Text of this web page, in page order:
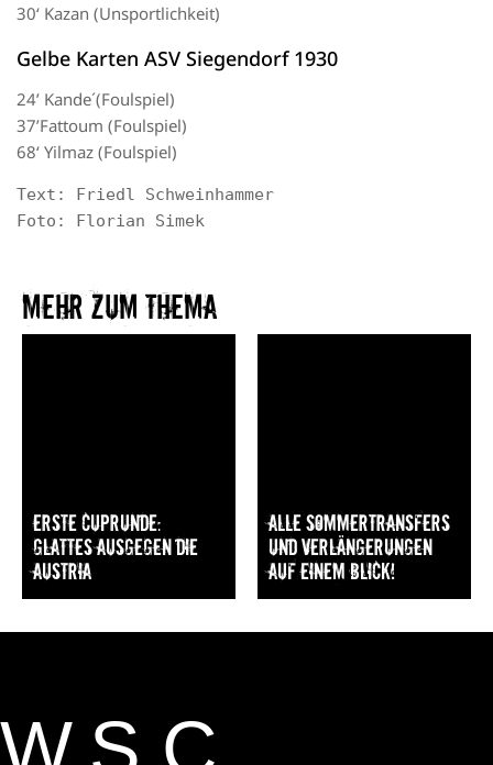
30‘ Kazan (Unsportlichkeit)
Gelbe Karten ASV Siegendorf 1930
24’ Kande´(Foulspiel)
37’Fattoum (Foulspiel)
68‘ Yilmaz (Foulspiel)
Text: Friedl Schweinhammer
Foto: Florian Simek
Mehr zum Thema​
Erste Cuprunde:
Glattes Ausgegen die
Austria
Alle Sommertransfers
und Verlängerungen
auf einem Blick!